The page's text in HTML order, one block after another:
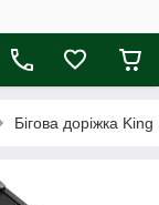
Бігова доріжка